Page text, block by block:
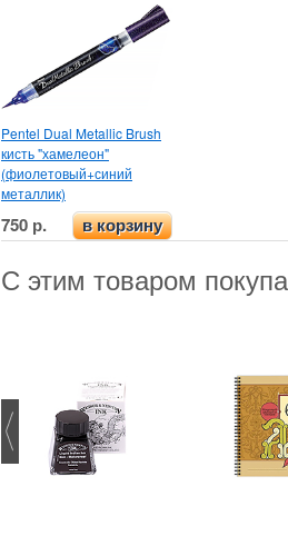
Pentel Dual Metallic Brush
кисть "хамелеон"
(фиолетовый+синий
металлик)
750 р. в корзину
С этим товаром